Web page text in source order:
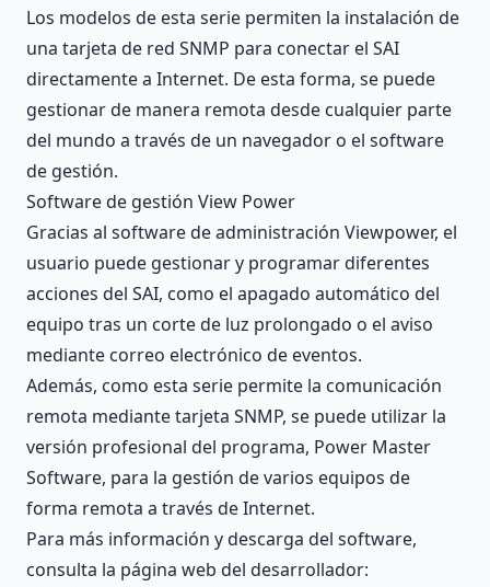
Los modelos de esta serie permiten la instalación de
una tarjeta de red SNMP para conectar el SAI
directamente a Internet. De esta forma, se puede
gestionar de manera remota desde cualquier parte
del mundo a través de un navegador o el software
de gestión.
Software de gestión View Power
Gracias al software de administración Viewpower, el
usuario puede gestionar y programar diferentes
acciones del SAI, como el apagado automático del
equipo tras un corte de luz prolongado o el aviso
mediante correo electrónico de eventos.
Además, como esta serie permite la comunicación
remota mediante tarjeta SNMP, se puede utilizar la
versión profesional del programa, Power Master
Software, para la gestión de varios equipos de
forma remota a través de Internet.
Para más información y descarga del software,
consulta la página web del desarrollador: